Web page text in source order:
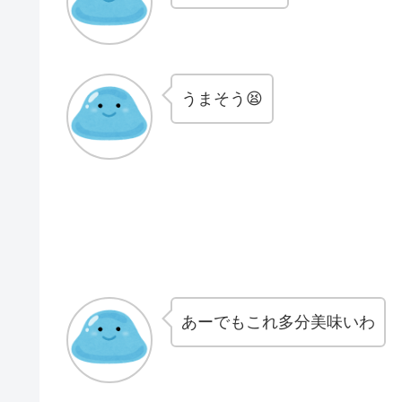
うまそう😫
あーでもこれ多分美味いわ